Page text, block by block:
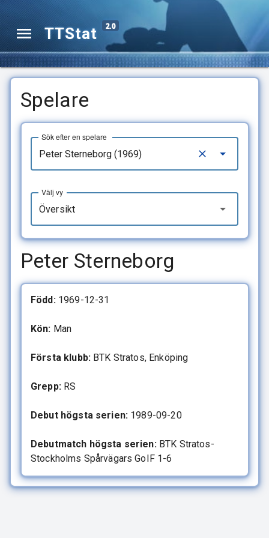
TTStat 2.0
Spelare
Sök efter en spelare
Översikt
Välj vy
Peter Sterneborg
Född:1969-12-31
Kön: Man
Första klubb:BTK Stratos, Enköping
Grepp:RS
Debut högsta serien: 1989-09-20
Debutmatch högsta serien:BTK Stratos-
Stockholms Spårvägars GoIF 1-6